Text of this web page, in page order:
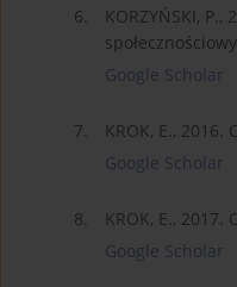
6.
KORZYŃSKI,
Google Scholar
7.
KROK, E.,
Google Scholar
8.
KROK, E.,
Google Scholar